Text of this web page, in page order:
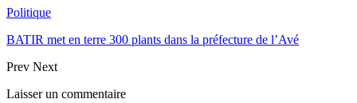
Politique
BATIR met en terre 300 plants dans la préfecture de l’Avé
Prev Next
Laisser un commentaire